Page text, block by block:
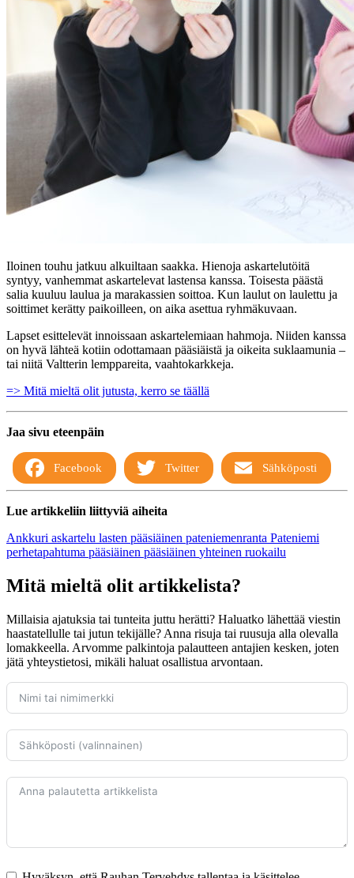
Iloinen touhu jatkuu alkuiltaan saakka. Hienoja askartelutöitä
syntyy, vanhemmat askartelevat lastensa kanssa. Toisesta päästä
salia kuuluu laulua ja marakassien soittoa. Kun laulut on laulettu ja
soittimet kerätty paikoilleen, on aika asettua ryhmäkuvaan.
Lapset esittelevät innoissaan askartelemiaan hahmoja. Niiden kanssa
on hyvä lähteä kotiin odottamaan pääsiäistä ja oikeita suklaamunia –
tai niitä Valtterin lemppareita, vaahtokarkkeja.
=> Mitä mieltä olit jutusta, kerro se täällä
Jaa sivu eteenpäin
Facebook Twitter Sähköposti
Lue artikkeliin liittyviä aiheita
Ankkuri askartelu lasten pääsiäinen pateniemenranta Pateniemi
perhetapahtuma pääsiäinen pääsiäinen yhteinen ruokailu
Mitä mieltä olit artikkelista?
Millaisia ajatuksia tai tunteita juttu herätti? Haluatko lähettää viestin
haastatellulle tai jutun tekijälle? Anna risuja tai ruusuja alla olevalla
lomakkeella. Arvomme palkintoja palautteen antajien kesken, joten
jätä yhteystietosi, mikäli haluat osallistua arvontaan.